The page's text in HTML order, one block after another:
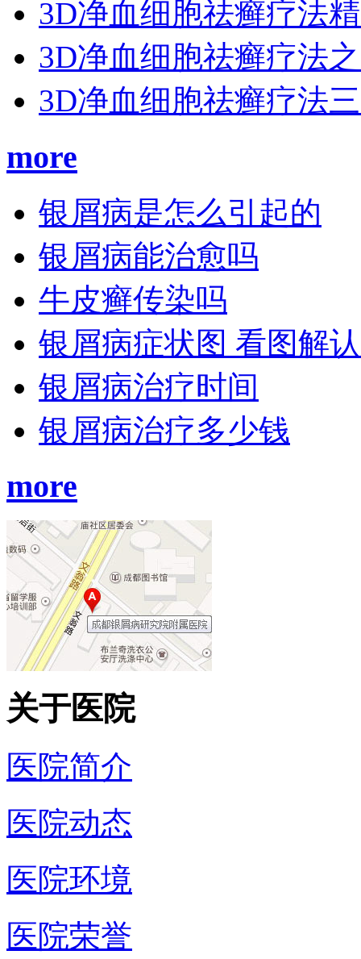
3D净血细胞祛癣疗法
3D净血细胞祛癣疗法
3D净血细胞祛癣疗法
more
银屑病是怎么引起的
银屑病能治愈吗
牛皮癣传染吗
银屑病症状图 看图解
银屑病治疗时间
银屑病治疗多少钱
more
关于医院
医院简介
医院动态
医院环境
医院荣誉